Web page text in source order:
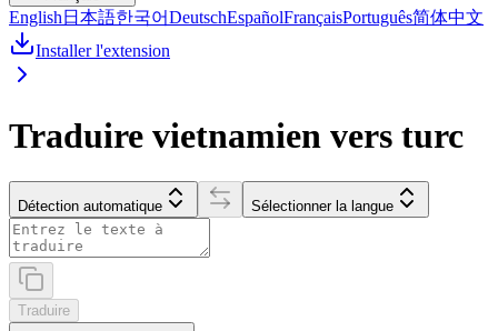
English 日本語한국어DeutschEspañolFrançaisPortuguês简体中文
Installer l'extension
Traduire vietnamien vers turc
Détection automatique Sélectionner la langue
Traduire